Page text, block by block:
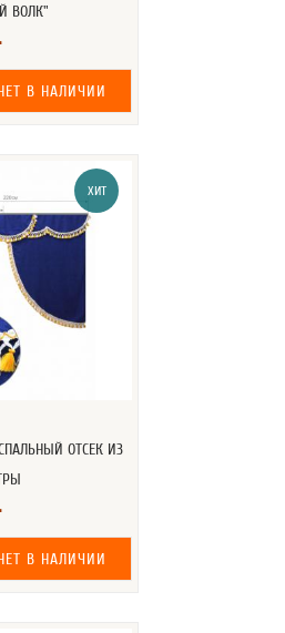
ВОЛК"
В НАЛИЧИИ
ХИТ
ОТСЕК ИЗ
В НАЛИЧИИ